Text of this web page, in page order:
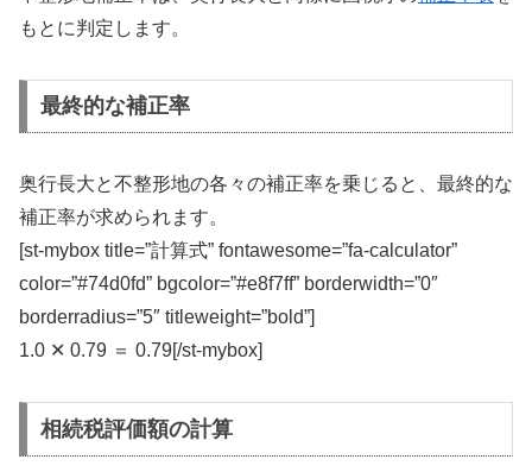
もとに判定します。
最終的な補正率
奥行長大と不整形地の各々の補正率を乗じると、最終的な
補正率が求められます。
[st-mybox title=”計算式” fontawesome=”fa-calculator”
color=”#74d0fd” bgcolor=”#e8f7ff” borderwidth=”0″
borderradius=”5″ titleweight=”bold”]
1.0 ✕ 0.79 ＝ 0.79[/st-mybox]
相続税評価額の計算